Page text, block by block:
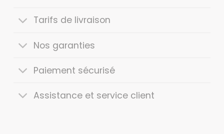
Tarifs de livraison
Nos garanties
Paiement sécurisé
Assistance et service client